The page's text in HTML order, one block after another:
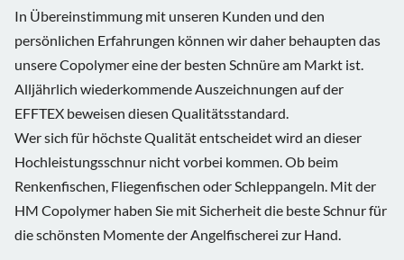
In Übereinstimmung mit unseren Kunden und den
persönlichen Erfahrungen können wir daher behaupten das
unsere Copolymer eine der besten Schnüre am Markt ist.
Alljährlich wiederkommende Auszeichnungen auf der
EFFTEX beweisen diesen Qualitätsstandard.
Wer sich für höchste Qualität entscheidet wird an dieser
Hochleistungsschnur nicht vorbei kommen. Ob beim
Renkenfischen, Fliegenfischen oder Schleppangeln. Mit der
HM Copolymer haben Sie mit Sicherheit die beste Schnur für
die schönsten Momente der Angelfischerei zur Hand.